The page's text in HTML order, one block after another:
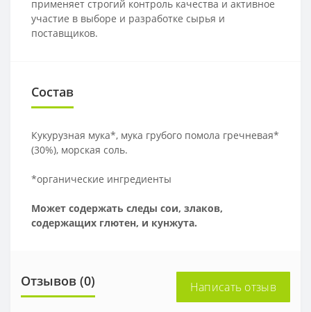
применяет строгий контроль качества и активное
участие в выборе и разработке сырья и
поставщиков.
Состав
Кукурузная мука*, мука грубого помола гречневая*
(30%), морская соль.
*органические ингредиенты
Может содержать следы сои, злаков,
содержащих глютен, и кунжута.
Отзывов (0) Написать отзыв